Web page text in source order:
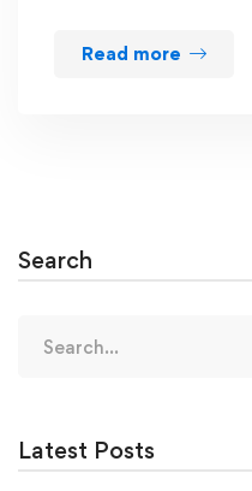
Read more
Search
for:
Latest Posts